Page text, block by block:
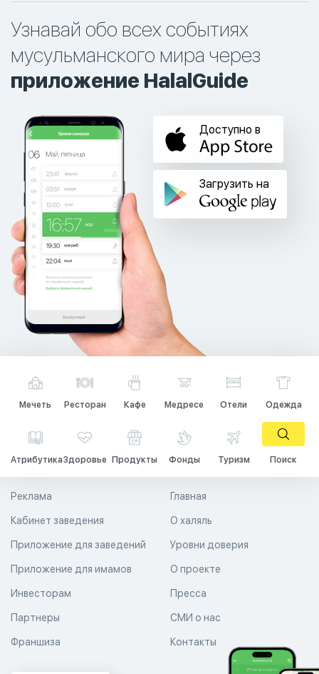
Узнавай обо всех событиях
мусульманского мира через
приложение HalalGuide
Доступно в
Загрузить на
Мечеть Ресторан Кафе Медресе Отели Одежда
АтрибутикаЗдоровье Продукты Фонды Туризм Поиск
Главная
О халяль
Уровни доверия
Реклама
Кабинет заведения
Приложение для заведений
Приложение для имамов О проекте
Пресса
СМИ о нас
Контакты
Инвесторам
Партнеры
Франшиза